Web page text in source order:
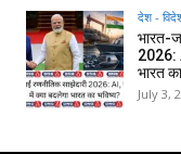
देश -
भारत-
2026:
भारत
July 3,